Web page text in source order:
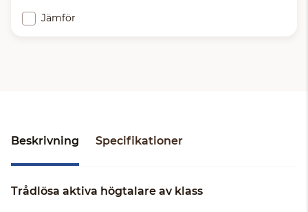
Jämför
Beskrivning Specifikationer
Trådlösa aktiva högtalare av klass